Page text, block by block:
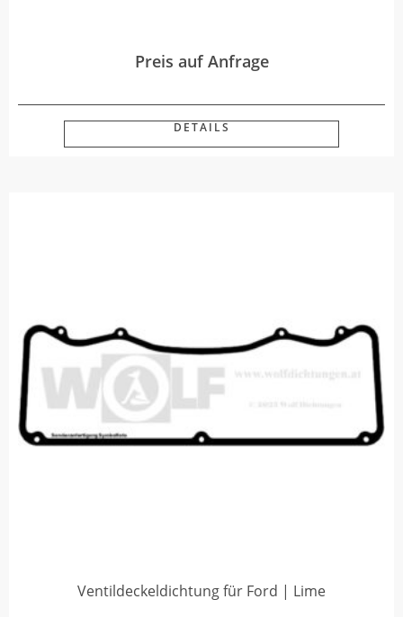
Preis auf Anfrage
DETAILS
Ventildeckeldichtung für Ford | Lime